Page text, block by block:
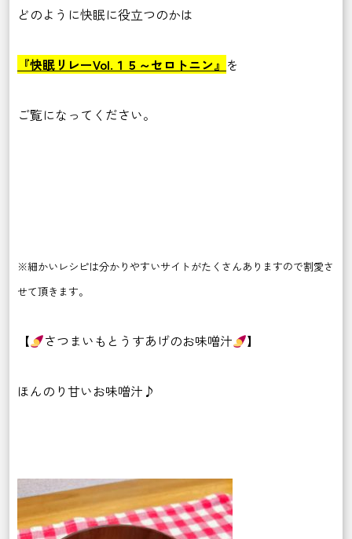
どのように快眠に役立つのかは
『快眠リレーVol.１５～セロトニン』 を
ご覧になってください。
※細かいレシピは分かりやすいサイトがたくさんありますので割愛さ
せて頂きます。
【 さつまいもとうすあげのお味噌汁 】
ほんのり甘いお味噌汁♪